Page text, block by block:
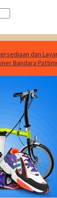
dan
Bandara